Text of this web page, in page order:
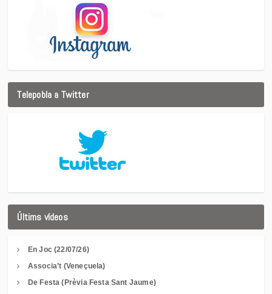
Telepobla a Twitter
Últims vídeos
En Joc (22/07/26)
Associa’t (Veneçuela)
De Festa (Prèvia Festa Sant Jaume)